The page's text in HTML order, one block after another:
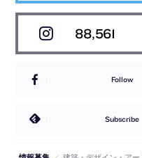
88,561
Follow
Subscribe